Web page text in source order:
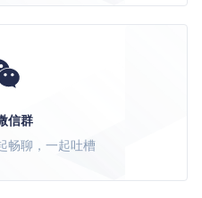
信群
畅聊，一起吐槽